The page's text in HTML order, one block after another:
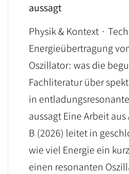
aussagt
Physik & Kontext ·
Energieübertragung
Oszillator: was die
Fachliteratur über
in
aussagt Eine Arbeit
B (2026) leitet in
wie viel Energie ein
einen resonanten